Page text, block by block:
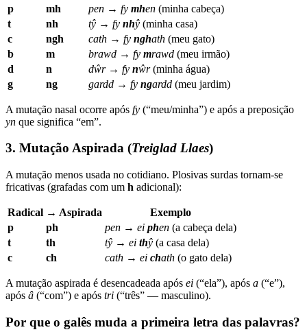
p
mh pen → fy mhen (minha cabeça)
t
nh tŷ → fy nhŷ (minha casa)
c
ngh cath → fy nghath (meu gato)
b
m brawd → fy mrawd (meu irmão)
d
n dŵr→ fy nŵr(minha água)
g
ng gardd → fy ngardd (meu jardim)
A mutação nasal ocorre após fy (“meu/minha”) e após a preposição
yn que significa “em”.
3. Mutação Aspirada (Treiglad Llaes)
A mutação menos usada no cotidiano. Plosivas surdas tornam-se
fricativas (grafadas com um h adicional):
Radical → Aspirada
Exemplo
p
ph pen → ei phen (a cabeça dela)
t
th tŷ → ei thŷ (a casa dela)
c
ch cath → ei chath (o gato dela)
A mutação aspirada é desencadeada após ei (“ela”), após a (“e”),
após â (“com”) e após tri (“três” — masculino).
Por que o galês muda a primeira letra das palavras?